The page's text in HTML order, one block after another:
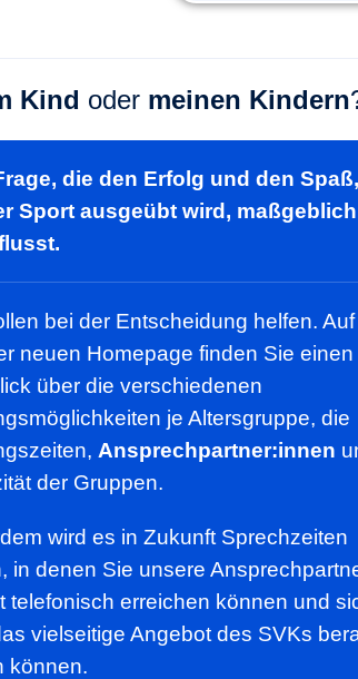
Kind oder meinen Kindern
die den Erfolg und den
Sport ausgeübt wird, maßgeblich
bei der Entscheidung helfen. Auf
neuen Homepage finden Sie einen
über die verschiedenen
je Altersgruppe, die
Ansprechpartner:innen
der Gruppen.
wird es in Zukunft Sprechzeiten
in denen Sie unsere
telefonisch erreichen können und
vielseitige Angebot des SVKs
können.